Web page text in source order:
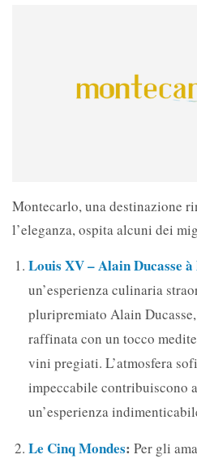
Montecarlo, una destinazione
l’eleganza, ospita alcuni dei
Louis XV – Alain Ducasse
un’esperienza culinaria
pluripremiato Alain
raffinata con un tocco
vini pregiati. L’atmosfera
impeccabile contribuiscono
un’esperienza
Le Cinq Mondes: Per gli